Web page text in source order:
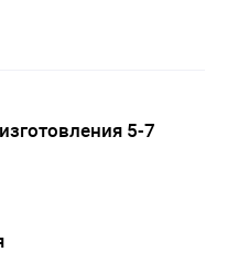
5-7